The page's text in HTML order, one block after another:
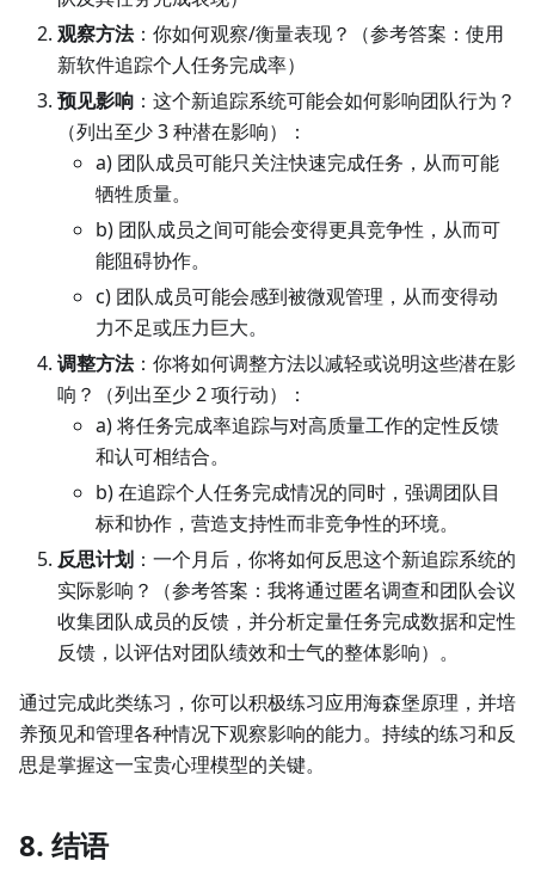
观察方法：你如何观察/衡量表现？（参考答案：使用
新软件追踪个人任务完成率）
预见影响 ：这个新追踪系统可能会如何影响团队行为？
（列出至少 3 种潜在影响）：
a) 团队成员可能只关注快速完成任务，从而可能
牺牲质量。
b) 团队成员之间可能会变得更具竞争性，从而可
能阻碍协作。
c) 团队成员可能会感到被微观管理，从而变得动
力不足或压力巨大。
调整方法：你将如何调整方法以减轻或说明这些潜在影
响？（列出至少 2 项行动）：
a) 将任务完成率追踪与对高质量工作的定性反馈
和认可相结合。
b) 在追踪个人任务完成情况的同时，强调团队目
标和协作，营造支持性而非竞争性的环境。
反思计划 ：一个月后，你将如何反思这个新追踪系统的
实际影响？（参考答案：我将通过匿名调查和团队会议
收集团队成员的反馈，并分析定量任务完成数据和定性
反馈，以评估对团队绩效和士气的整体影响）。
通过完成此类练习，你可以积极练习应用海森堡原理，并培
养预见和管理各种情况下观察影响的能力。持续的练习和反
思是掌握这一宝贵心理模型的关键。
8. 结语